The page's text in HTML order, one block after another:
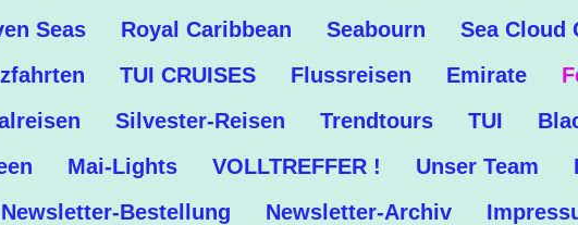
Seas
Royal Caribbean Seabourn
Sea Cloud
TUI CRUISES Flussreisen Emirate
Silvester-Reisen Trendtours TUI
Mai-Lights VOLLTREFFER ! Unser Team
Newsletter-Bestellung
Newsletter-Archiv